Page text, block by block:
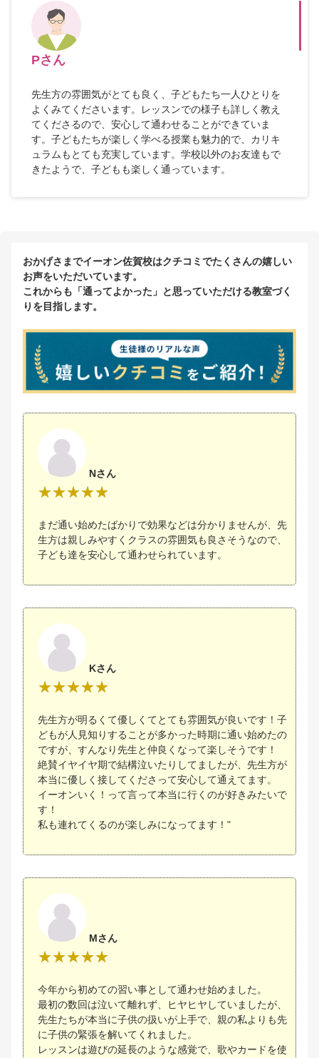
Pさん
先生方の雰囲気がとても良く、子どもたち一人ひとりを
よくみてくださいます。レッスンでの様子も詳しく教え
てくださるので、安心して通わせることができていま
す。子どもたちが楽しく学べる授業も魅力的で、カリキ
ュラムもとても充実しています。学校以外のお友達もで
きたようで、子どもも楽しく通っています。
おかげさまでイーオン佐賀校はクチコミでたくさんの嬉しい
お声をいただいています。
これからも「通ってよかった」と思っていただける教室づく
りを目指します。
Nさん
まだ通い始めたばかりで効果などは分かりませんが、先
生方は親しみやすくクラスの雰囲気も良さそうなので、
子ども達を安心して通わせられています。
Kさん
先生方が明るくて優しくてとても雰囲気が良いです！子
どもが人見知りすることが多かった時期に通い始めたの
ですが、すんなり先生と仲良くなって楽しそうです！
絶賛イヤイヤ期で結構泣いたりしてましたが、先生方が
本当に優しく接してくださって安心して通えてます。
イーオンいく！って言って本当に行くのが好きみたいで
す！
私も連れてくるのが楽しみになってます！"
Mさん
今年から初めての習い事として通わせ始めました。
最初の数回は泣いて離れず、ヒヤヒヤしていましたが、
先生たちが本当に子供の扱いが上手で、親の私よりも先
に子供の緊張を解いてくれました。
​レッスンは遊びの延長のような感覚で、歌やカードを使